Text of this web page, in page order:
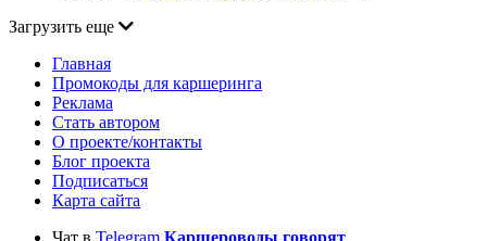
Загрузить еще
Главная
Промокоды для каршеринга
Реклама
Стать автором
О проекте/контакты
Блог проекта
Подписаться
Карта сайта
Чат в Telegram Каршероводы говорят